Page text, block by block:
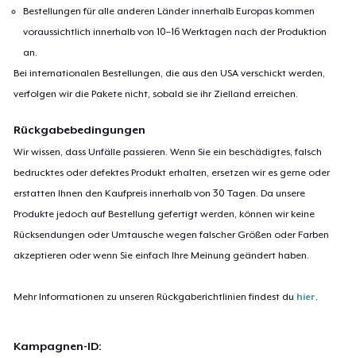
Bestellungen für alle anderen Länder innerhalb Europas kommen
voraussichtlich innerhalb von 10–16 Werktagen nach der Produktion
an.
Bei internationalen Bestellungen, die aus den USA verschickt werden,
verfolgen wir die Pakete nicht, sobald sie ihr Zielland erreichen.
Rückgabebedingungen
Wir wissen, dass Unfälle passieren. Wenn Sie ein beschädigtes, falsch
bedrucktes oder defektes Produkt erhalten, ersetzen wir es gerne oder
erstatten Ihnen den Kaufpreis innerhalb von 30 Tagen. Da unsere
Produkte jedoch auf Bestellung gefertigt werden, können wir keine
Rücksendungen oder Umtausche wegen falscher Größen oder Farben
akzeptieren oder wenn Sie einfach Ihre Meinung geändert haben.
Mehr Informationen zu unseren Rückgaberichtlinien findest du hier.
Kampagnen-ID: